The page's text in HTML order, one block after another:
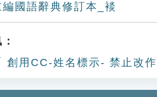
國語辭典修訂本_裧
創用CC-姓名標示- 禁止改